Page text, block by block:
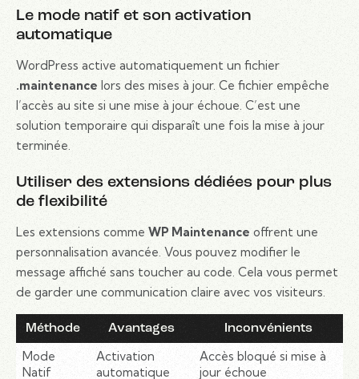
Le mode natif et son activation
automatique
WordPress active automatiquement un fichier
.maintenance lors des mises à jour. Ce fichier empêche
l’accès au site si une mise à jour échoue. C’est une
solution temporaire qui disparaît une fois la mise à jour
terminée.
Utiliser des extensions dédiées pour plus
de flexibilité
Les extensions comme WP Maintenance offrent une
personnalisation avancée. Vous pouvez modifier le
message affiché sans toucher au code. Cela vous permet
de garder une communication claire avec vos visiteurs.
Méthode Avantages Inconvénients
Mode
Natif
Activation
automatique
Accès bloqué si mise à
jour échoue